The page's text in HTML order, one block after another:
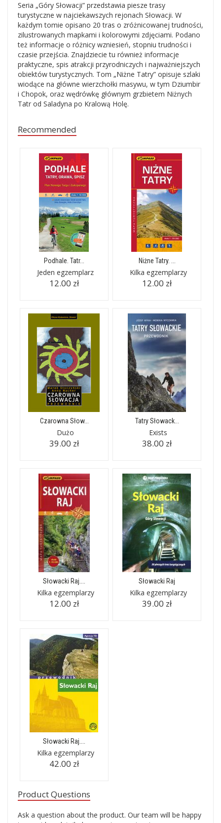
Seria „Góry Słowacji” przedstawia piesze trasy
turystyczne w najciekawszych rejonach Słowacji. W
każdym tomie opisano 20 tras o zróżnicowanej trudności,
zilustrowanych mapkami i kolorowymi zdjęciami. Podano
też informacje o różnicy wzniesień, stopniu trudności i
czasie przejścia. Znajdziecie tu również informacje
praktyczne, spis atrakcji przyrodniczych i najważniejszych
obiektów turystycznych. Tom „Niżne Tatry” opisuje szlaki
wiodące na główne wierzchołki masywu, w tym Dziumbir
i Chopok, oraz wędrówkę głównym grzbietem Niżnych
Tatr od Saladyna po Kralową Holę.
Recommended
Podhale. Tatr...
Jeden egzemplarz
12.00 zł
Niżne Tatry. ...
Kilka egzemplarzy
12.00 zł
Czarowna Słow...
Dużo
39.00 zł
Tatry Słowack...
Exists
38.00 zł
Słowacki Raj....
Kilka egzemplarzy
12.00 zł
Słowacki Raj
Kilka egzemplarzy
39.00 zł
Słowacki Raj....
Kilka egzemplarzy
42.00 zł
Product Questions
Ask a question about the product. Our team will be happy